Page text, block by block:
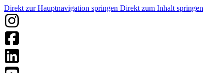
Direkt zur Hauptnavigation springen Direkt zum Inhalt springen